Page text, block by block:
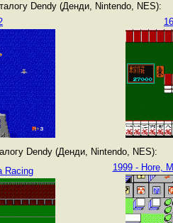
Dendy (Денди, Nintendo, NES):
Dendy (Денди, Nintendo, NES):
Racing
1999 - Hore,